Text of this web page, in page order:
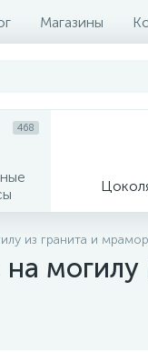
Магазины
468
из гранита и
могилу